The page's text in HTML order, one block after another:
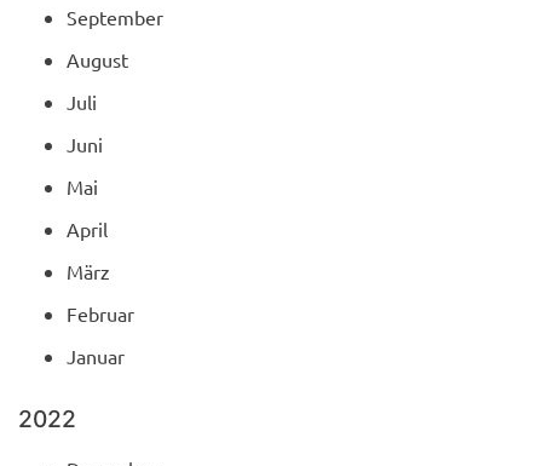
September
August
Juli
Juni
Mai
April
März
Februar
Januar
2022